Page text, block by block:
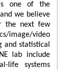
one of the
we believe
the next few
image/video
and statistical
lab include
life systems
Visual-